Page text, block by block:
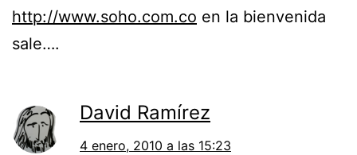
http://www.soho.com.co en la bienvenida
sale….
David Ramírez
4 enero, 2010 a las 15:23